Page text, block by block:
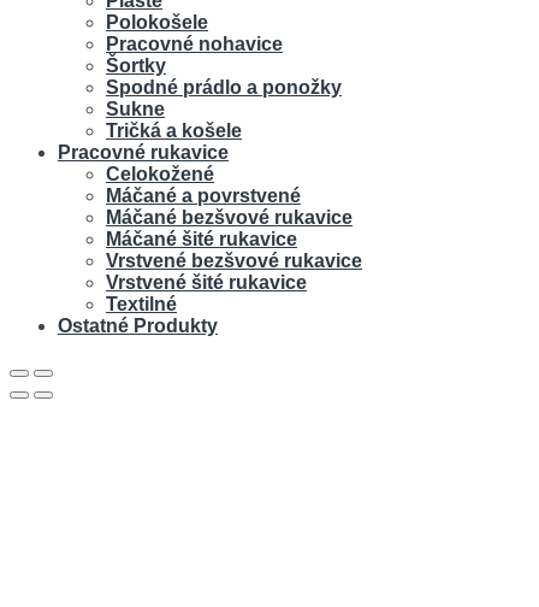
Polokošele
Pracovné nohavice
Šortky
Spodné prádlo a ponožky
Sukne
Tričká a košele
Pracovné rukavice
Celokožené
Máčané a povrstvené
Máčané bezšvové rukavice
Máčané šité rukavice
Vrstvené bezšvové rukavice
Vrstvené šité rukavice
Textilné
Ostatné Produkty